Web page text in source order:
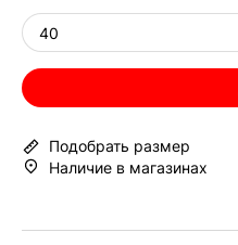
40
Подобрать размер
Наличие в магазинах